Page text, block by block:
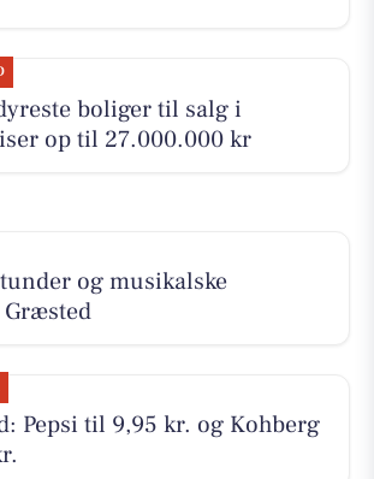
boliger til salg i
op til 27.000.000 kr
og musikalske
Pepsi til 9,95 kr. og Kohberg